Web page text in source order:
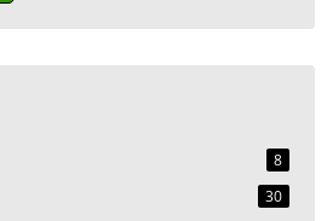
8
30